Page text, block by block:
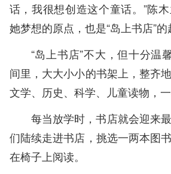
话，我很想创造这个童话。”陈
她梦想的原点，也是“岛上书店”的
“岛上书店”不大，但十分温
间里，大大小小的书架上，整齐
文学、历史、科学、儿童读物，一
每当放学时，书店就会迎来
们陆续走进书店，挑选一两本图
在椅子上阅读。